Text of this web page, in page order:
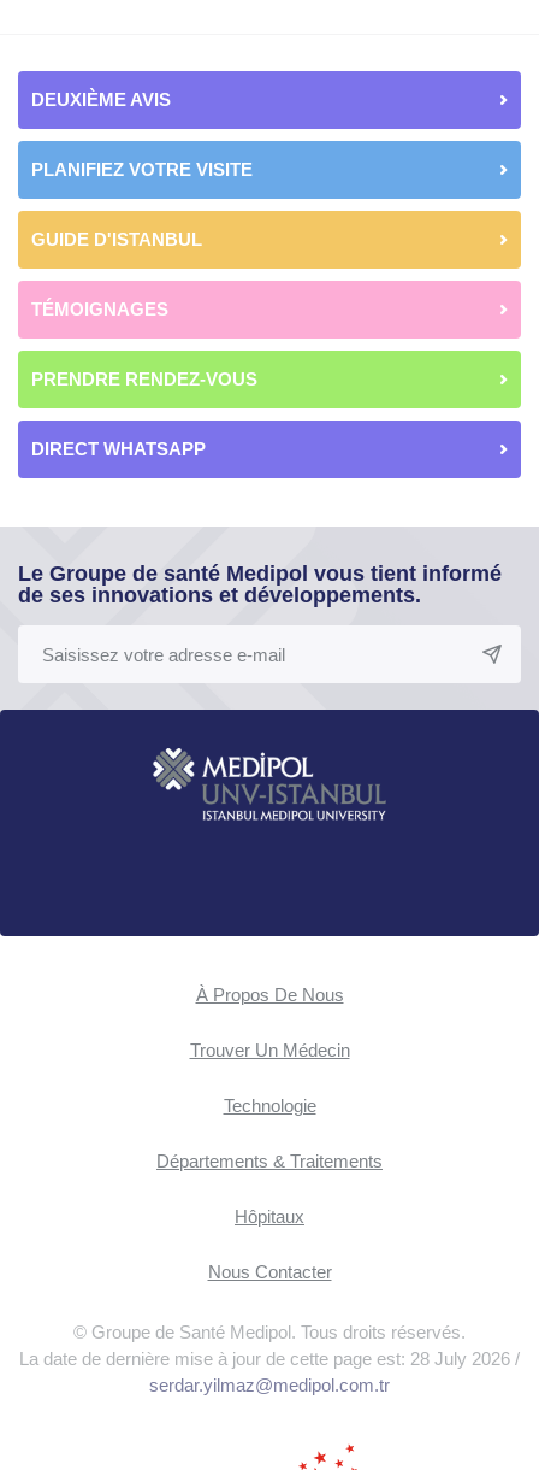
DEUXIÈME AVIS
PLANIFIEZ VOTRE VISITE
GUIDE D'ISTANBUL
TÉMOIGNAGES
PRENDRE RENDEZ-VOUS
DIRECT WHATSAPP
Le Groupe de santé Medipol vous tient informé
de ses innovations et développements.
À Propos De Nous
Trouver Un Médecin
Technologie
Départements & Traitements
Hôpitaux
Nous Contacter
© Groupe de Santé Medipol. Tous droits réservés.
La date de dernière mise à jour de cette page est: 28 July 2026 /
serdar.yilmaz@medipol.com.tr